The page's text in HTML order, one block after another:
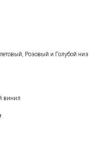
Розовый и Голубой низ
винил